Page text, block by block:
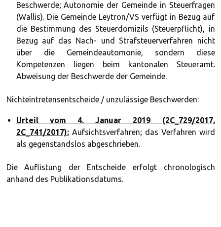
Beschwerde; Autonomie der Gemeinde in Steuerfragen
(Wallis). Die Gemeinde Leytron/VS verfügt in Bezug auf
die Bestimmung des Steuerdomizils (Steuerpflicht), in
Bezug auf das Nach- und Strafsteuerverfahren nicht
über die Gemeindeautomonie, sondern diese
Kompetenzen liegen beim kantonalen Steueramt.
Abweisung der Beschwerde der Gemeinde.
Nichteintretensentscheide / unzulässige Beschwerden:
Urteil vom 4. Januar 2019 (2C_729/2017,
2C_741/2017):Aufsichtsverfahren; das Verfahren wird
als gegenstandslos abgeschrieben.
Die Auflistung der Entscheide erfolgt chronologisch
anhand des Publikationsdatums.